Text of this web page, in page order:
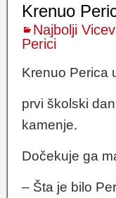
Krenuo
Najbolji
Perici
Krenuo Perica
prvi školski
kamenje.
Dočekuje ga
– Šta je bilo